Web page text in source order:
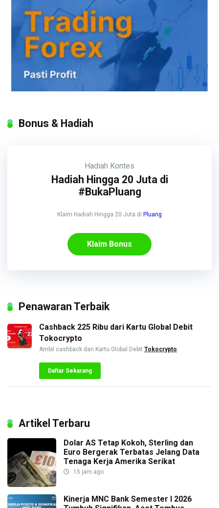
Bonus & Hadiah
Hadiah Kontes
Hadiah Hingga 20 Juta di
#BukaPluang
Klaim Hadiah Hingga 20 Juta di Pluang
Klaim Bonus
Penawaran Terbaik
Cashback 225 Ribu dari Kartu Global Debit
Tokocrypto
Ambil cashback dan Kartu Global Debit Tokocrypto
Daftar Sekarang
Artikel Terbaru
Dolar AS Tetap Kokoh, Sterling dan
Euro Bergerak Terbatas Jelang Data
Tenaga Kerja Amerika Serikat
15 jam ago
Kinerja MNC Bank Semester I 2026